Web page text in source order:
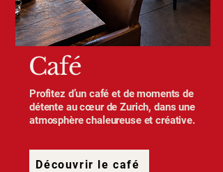
Café
Profitez d’un café et de moments de
détente au cœur de Zurich, dans une
atmosphère chaleureuse et créative.
Découvrir le café